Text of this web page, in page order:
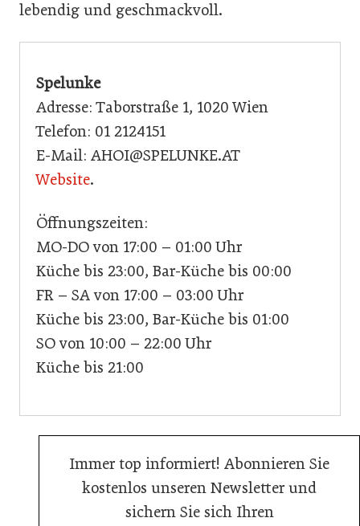
lebendig und geschmackvoll.
Spelunke
Adresse: Taborstraße 1, 1020 Wien
Telefon: 01 2124151
E-Mail: AHOI@SPELUNKE.AT
Website.
Öffnungszeiten:
MO-DO von 17:00 – 01:00 Uhr
Küche bis 23:00, Bar-Küche bis 00:00
FR – SA von 17:00 – 03:00 Uhr
Küche bis 23:00, Bar-Küche bis 01:00
SO von 10:00 – 22:00 Uhr
Küche bis 21:00
Immer top informiert! Abonnieren Sie
kostenlos unseren Newsletter und
sichern Sie sich Ihren